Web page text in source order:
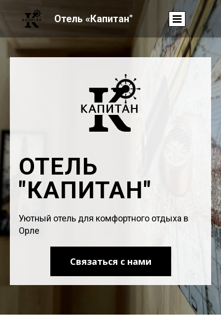
Отель «Капитан"
ОТЕЛЬ
"КАПИТАН"
Уютный отель для комфортного отдыха в
Орле
Связаться с нами